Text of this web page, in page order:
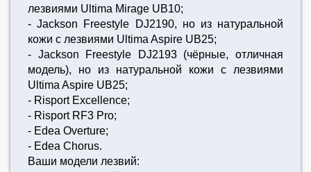
лезвиями Ultima Mirage UB10;
- Jackson Freestyle DJ2190, но из натуральной
кожи с лезвиями Ultima Aspire UB25;
- Jackson Freestyle DJ2193 (чёрные, отличная
модель), но из натуральной кожи с лезвиями
Ultima Aspire UB25;
- Risport Excellence;
- Risport RF3 Pro;
- Edea Overture;
- Edea Chorus.
Ваши модели лезвий: